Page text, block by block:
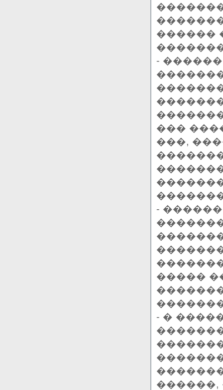
������
-
���
���,
-
�����
- �
������,